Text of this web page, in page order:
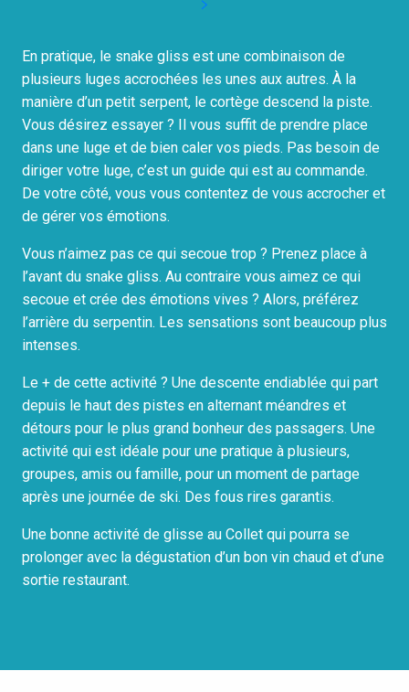
En pratique, le snake gliss est une combinaison de
plusieurs luges accrochées les unes aux autres. À la
manière d’un petit serpent, le cortège descend la piste.
Vous désirez essayer ? Il vous suffit de prendre place
dans une luge et de bien caler vos pieds. Pas besoin de
diriger votre luge, c’est un guide qui est au commande.
De votre côté, vous vous contentez de vous accrocher et
de gérer vos émotions.
Vous n’aimez pas ce qui secoue trop ? Prenez place à
l’avant du snake gliss. Au contraire vous aimez ce qui
secoue et crée des émotions vives ? Alors, préférez
l’arrière du serpentin. Les sensations sont beaucoup plus
intenses.
Le + de cette activité ? Une descente endiablée qui part
depuis le haut des pistes en alternant méandres et
détours pour le plus grand bonheur des passagers. Une
activité qui est idéale pour une pratique à plusieurs,
groupes, amis ou famille, pour un moment de partage
après une journée de ski. Des fous rires garantis.
Une bonne activité de glisse au Collet qui pourra se
prolonger avec la dégustation d’un bon vin chaud et d’une
sortie restaurant.